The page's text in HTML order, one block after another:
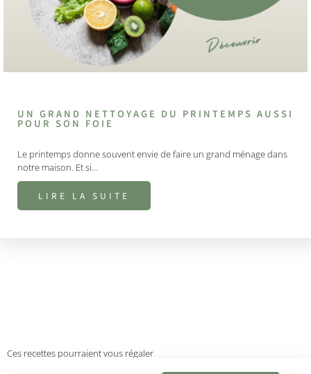
UN GRAND NETTOYAGE DU PRINTEMPS AUSSI
POUR SON FOIE
Le printemps donne souvent envie de faire un grand ménage dans
notre maison. Et si…
LIRE LA SUITE
Ces recettes pourraient vous régaler